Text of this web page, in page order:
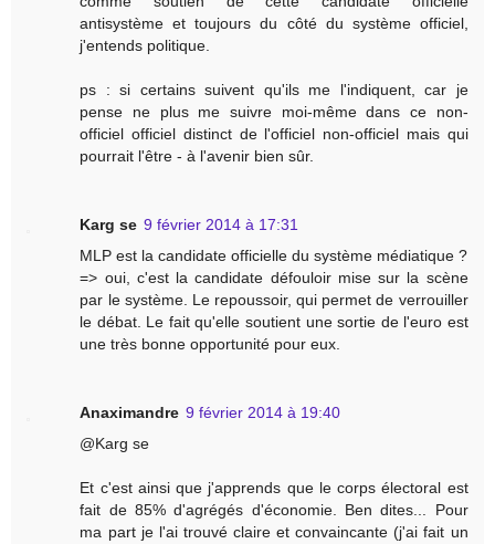
antisystème et toujours du côté du système officiel,
j'entends politique.
ps : si certains suivent qu'ils me l'indiquent, car je
pense ne plus me suivre moi-même dans ce non-
officiel officiel distinct de l'officiel non-officiel mais qui
pourrait l'être - à l'avenir bien sûr.
Karg se 9 février 2014 à 17:31
MLP est la candidate officielle du système médiatique ?
=> oui, c'est la candidate défouloir mise sur la scène
par le système. Le repoussoir, qui permet de verrouiller
le débat. Le fait qu'elle soutient une sortie de l'euro est
une très bonne opportunité pour eux.
Anaximandre 9 février 2014 à 19:40
@Karg se
Et c'est ainsi que j'apprends que le corps électoral est
fait de 85% d'agrégés d'économie. Ben dites... Pour
ma part je l'ai trouvé claire et convaincante (j'ai fait un